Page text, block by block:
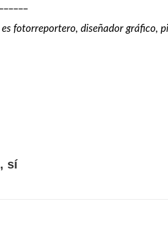
fotorreportero, diseñador gráfico,
sí